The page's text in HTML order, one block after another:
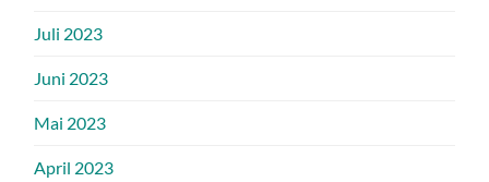
Juli 2023
Juni 2023
Mai 2023
April 2023